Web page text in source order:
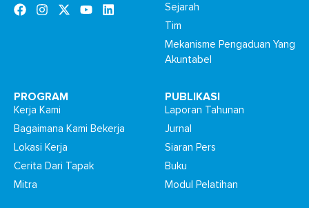
Sejarah
Tim
Mekanisme Pengaduan Yang
Akuntabel
PROGRAM
Kerja Kami
Bagaimana Kami Bekerja
Lokasi Kerja
Cerita Dari Tapak
Mitra
PUBLIKASI
Laporan Tahunan
Jurnal
Siaran Pers
Buku
Modul Pelatihan